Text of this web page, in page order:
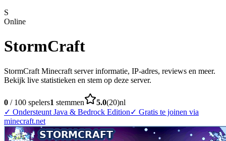
S
Online
StormCraft
StormCraft Minecraft server informatie, IP-adres, reviews en meer.
Bekijk live statistieken en stem op deze server.
0 / 100 spelers1 stemmen 5.0(20)nl
✓ Ondersteunt Java & Bedrock Edition✓ Gratis te joinen via
minecraft.net